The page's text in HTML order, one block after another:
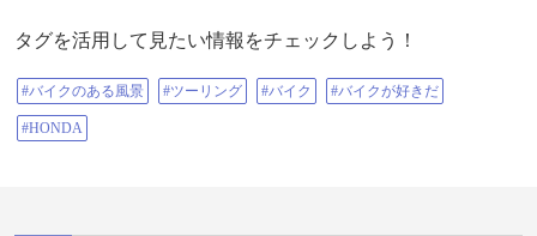
タグを活用して見たい情報をチェックしよう！
#バイクのある風景 #ツーリング #バイク #バイクが好きだ
#HONDA